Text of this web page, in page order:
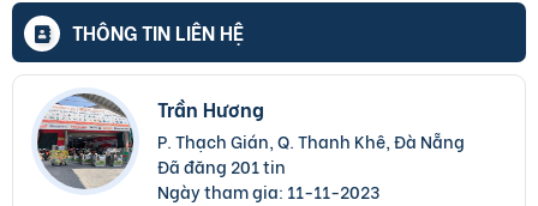
THÔNG TIN LIÊN HỆ
Trần Hương
P. Thạch Gián, Q. Thanh Khê, Đà Nẵng
Đã đăng 201 tin
Ngày tham gia: 11-11-2023